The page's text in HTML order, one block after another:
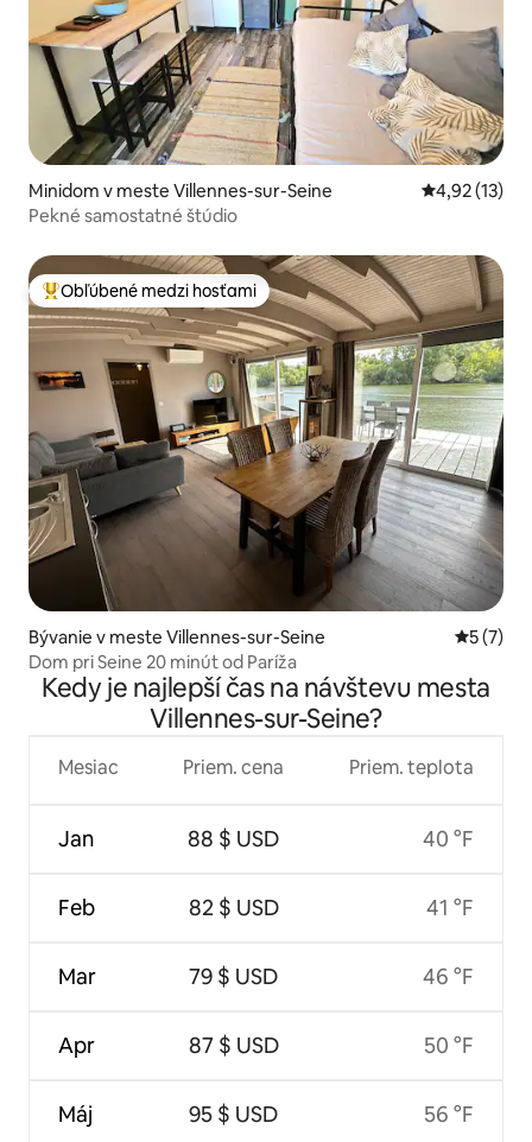
Minidom v meste Villennes-sur-Seine Priemerné
4,92 (13)
Pekné samostatné štúdio
Najobľúbenejšie medzi hosťami
Obľúbené medzi hosťami
Bývanie v meste Villennes-sur-Seine
5 (7)
Dom pri Seine 20 minút od Paríža
Kedy je najlepší čas na návštevu mesta
Villennes-sur-Seine?
Mesiac
Jan
Feb
Mar
Apr
Máj
Priem. cena
88 $ USD
82 $ USD
79 $ USD
87 $ USD
95 $ USD
Priem. teplota
40 °F
41 °F
46 °F
50 °F
56 °F